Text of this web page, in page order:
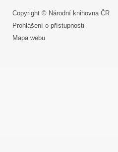
Copyright © Národní knihovna ČR
Prohlášení o přístupnosti
Mapa webu